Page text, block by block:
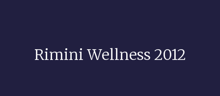
Rimini Wellness 2012